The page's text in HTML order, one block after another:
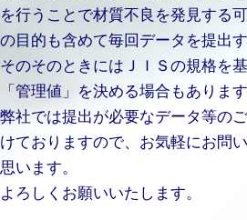
を行うことで材質不良を発見する
の目的も含めて毎回データを提出
そのそのときにはＪＩＳの規格を
「管理値」を決める場合もあります
弊社では提出が必要なデータ等の
けておりますので、お気軽にお問
思います。
よろしくお願いいたします。